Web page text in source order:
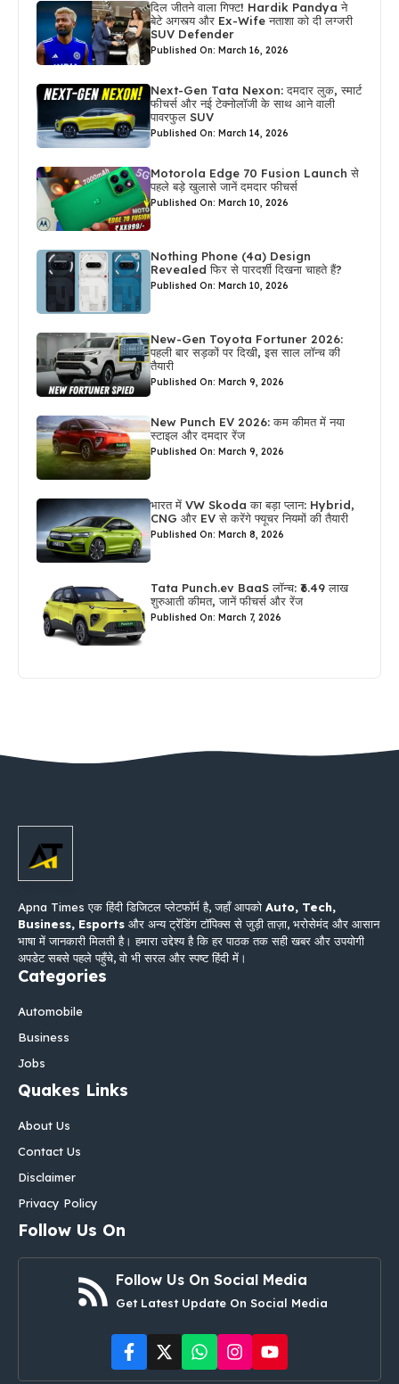
दिल जीतने वाला गिफ्ट! Hardik Pandya ने
बेटे अगस्त्य और Ex-Wife नताशा को दी लग्जरी
SUV Defender
Published On: March 16, 2026
Next-Gen Tata Nexon: दमदार लुक, स्मार्ट
फीचर्स और नई टेक्नोलॉजी के साथ आने वाली
पावरफुल SUV
Published On: March 14, 2026
Motorola Edge 70 Fusion Launch से
पहले बड़े खुलासे जानें दमदार फीचर्स
Published On: March 10, 2026
Nothing Phone (4a) Design
Revealed फिर से पारदर्शी दिखना चाहते हैं?
Published On: March 10, 2026
New-Gen Toyota Fortuner 2026:
पहली बार सड़कों पर दिखी, इस साल लॉन्च की
तैयारी
Published On: March 9, 2026
New Punch EV 2026: कम कीमत में नया
स्टाइल और दमदार रेंज
Published On: March 9, 2026
भारत में VW Skoda का बड़ा प्लान: Hybrid,
CNG और EV से करेंगे फ्यूचर नियमों की तैयारी
Published On: March 8, 2026
Tata Punch.ev BaaS लॉन्च: ₹6.49 लाख
शुरुआती कीमत, जानें फीचर्स और रेंज
Published On: March 7, 2026
Apna Times एक हिंदी डिजिटल प्लेटफॉर्म है, जहाँ आपको Auto, Tech,
Business, Esports और अन्य ट्रेंडिंग टॉपिक्स से जुड़ी ताज़ा, भरोसेमंद और आसान
भाषा में जानकारी मिलती है। हमारा उद्देश्य है कि हर पाठक तक सही खबर और उपयोगी
अपडेट सबसे पहले पहुँचे, वो भी सरल और स्पष्ट हिंदी में।
Categories
Automobile
Business
Jobs
Quakes Links
About Us
Contact Us
Disclaimer
Privacy Policy
Follow Us On
Follow Us On Social Media
Get Latest Update On Social Media